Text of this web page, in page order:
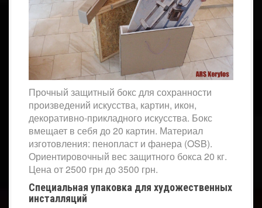
Прочный защитный бокс для сохранности
произведений искусства, картин, икон,
декоративно-прикладного искусства. Бокс
вмещает в себя до 20 картин. Материал
изготовления: пенопласт и фанера (OSB).
Ориентировочный вес защитного бокса 20 кг.
Цена от 2500 грн до 3500 грн.
Специальная упаковка для художественных
инсталляций